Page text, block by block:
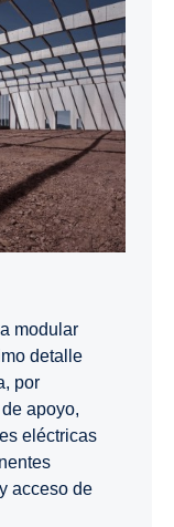
modular
detalle
por
apoyo,
eléctricas
acceso de